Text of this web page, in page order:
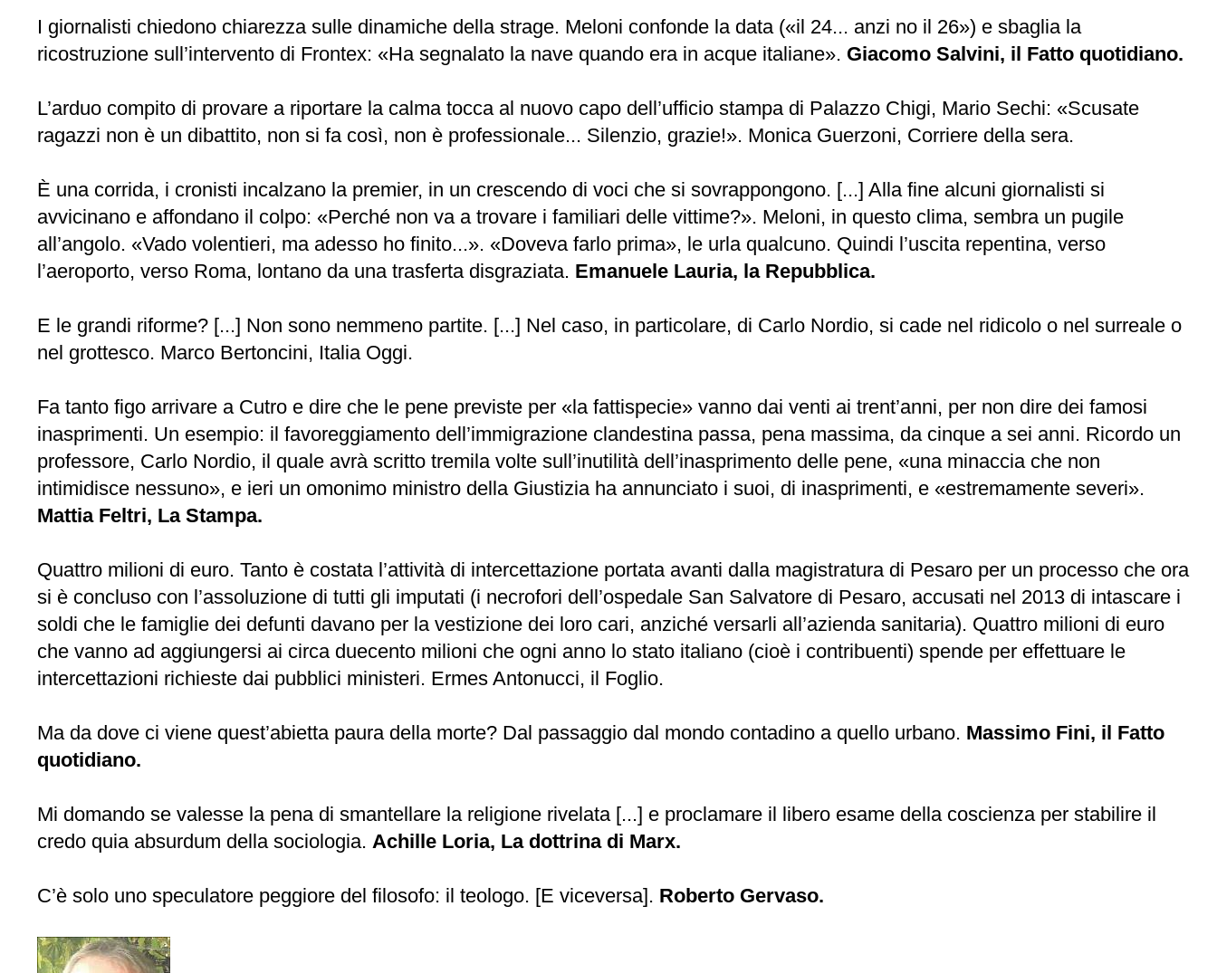
I giornalisti chiedono chiarezza sulle dinamiche della strage. Meloni confonde la data («il 24... anzi no il 26») e sbaglia la
ricostruzione sull’intervento di Frontex: «Ha segnalato la nave quando era in acque italiane». Giacomo Salvini, il Fatto quotidiano.
L’arduo compito di provare a riportare la calma tocca al nuovo capo dell’ufficio stampa di Palazzo Chigi, Mario Sechi: «Scusate
ragazzi non è un dibattito, non si fa così, non è professionale... Silenzio, grazie!». Monica Guerzoni, Corriere della sera.
È una corrida, i cronisti incalzano la premier, in un crescendo di voci che si sovrappongono. [...] Alla fine alcuni giornalisti si
avvicinano e affondano il colpo: «Perché non va a trovare i familiari delle vittime?». Meloni, in questo clima, sembra un pugile
all’angolo. «Vado volentieri, ma adesso ho finito...». «Doveva farlo prima», le urla qualcuno. Quindi l’uscita repentina, verso
l’aeroporto, verso Roma, lontano da una trasferta disgraziata. Emanuele Lauria, la Repubblica.
E le grandi riforme? [...] Non sono nemmeno partite. [...] Nel caso, in particolare, di Carlo Nordio, si cade nel ridicolo o nel surreale o
nel grottesco. Marco Bertoncini, Italia Oggi.
Fa tanto figo arrivare a Cutro e dire che le pene previste per «la fattispecie» vanno dai venti ai trent’anni, per non dire dei famosi
inasprimenti. Un esempio: il favoreggiamento dell’immigrazione clandestina passa, pena massima, da cinque a sei anni. Ricordo un
professore, Carlo Nordio, il quale avrà scritto tremila volte sull’inutilità dell’inasprimento delle pene, «una minaccia che non
intimidisce nessuno», e ieri un omonimo ministro della Giustizia ha annunciato i suoi, di inasprimenti, e «estremamente severi».
Mattia Feltri, La Stampa.
Quattro milioni di euro. Tanto è costata l’attività di intercettazione portata avanti dalla magistratura di Pesaro per un processo che ora
si è concluso con l’assoluzione di tutti gli imputati (i necrofori dell’ospedale San Salvatore di Pesaro, accusati nel 2013 di intascare i
soldi che le famiglie dei defunti davano per la vestizione dei loro cari, anziché versarli all’azienda sanitaria). Quattro milioni di euro
che vanno ad aggiungersi ai circa duecento milioni che ogni anno lo stato italiano (cioè i contribuenti) spende per effettuare le
intercettazioni richieste dai pubblici ministeri. Ermes Antonucci, il Foglio.
Ma da dove ci viene quest’abietta paura della morte? Dal passaggio dal mondo contadino a quello urbano. Massimo Fini, il Fatto
quotidiano.
Mi domando se valesse la pena di smantellare la religione rivelata [...] e proclamare il libero esame della coscienza per stabilire il
credo quia absurdum della sociologia. Achille Loria, La dottrina di Marx.
C’è solo uno speculatore peggiore del filosofo: il teologo. [E viceversa]. Roberto Gervaso.